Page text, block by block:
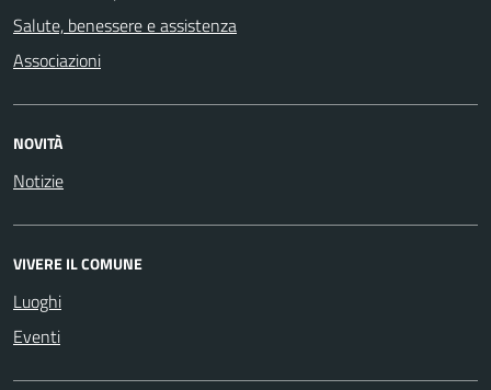
Salute, benessere e assistenza
Associazioni
NOVITÀ
Notizie
VIVERE IL COMUNE
Luoghi
Eventi